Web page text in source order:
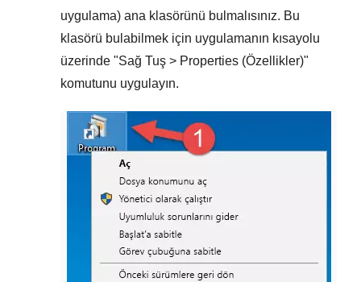
uygulama) ana klasörünü bulmalısınız. Bu
klasörü bulabilmek için uygulamanın kısayolu
üzerinde "Sağ Tuş > Properties (Özellikler)"
komutunu uygulayın.